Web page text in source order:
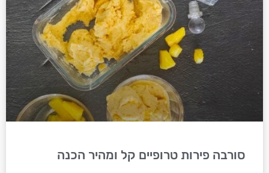
סורבה פירות טרופיים קל ומהיר הכנה